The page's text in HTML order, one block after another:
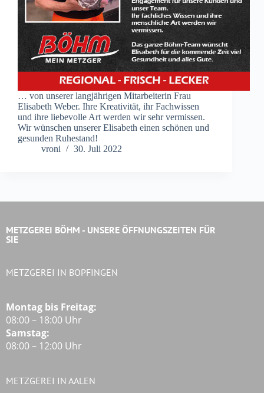
… von unserer langjährigen Mitarbeiterin Frau
Elisabeth Weber. Ihre Kreativität, ihr Fachwissen
und ihre liebevolle Art werden wir sehr vermissen.
Wir wünschen unserer Elisabeth einen schönen und
gesunden Ruhestand!
vroni
30. Juli 2022
METZGEREI BÖHM - UNSERE ÖFFNUNGSZEITEN FÜR
SIE
METZGEREI IN BOPFINGEN
Montag bis Freitag:
08:00 – 18:00 Uhr
Samstag:
08:00 – 12:00 Uhr
METZGEREI IN AALEN